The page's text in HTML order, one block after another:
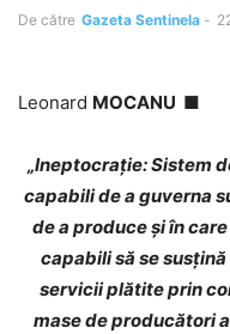
De către Gazeta Sentinela -
Leonard MOCANU ■
„Ineptocraţie: Sistem
capabili de a guverna
de a produce şi în
capabili să se
servicii plătite prin
mase de producători